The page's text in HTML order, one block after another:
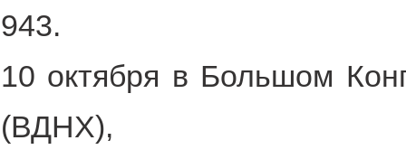
943.
10 октября в Большом
(ВДНХ),